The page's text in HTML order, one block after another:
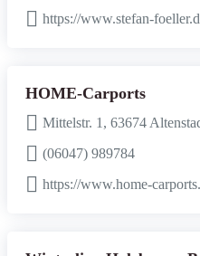
https://www.stefan-
HOME-Carports
Mittelstr. 1, 63674
(06047) 989784
https://www.home-